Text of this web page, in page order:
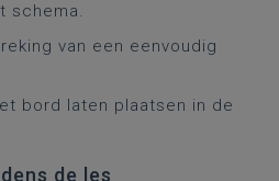
schema.
van een eenvoudig
bord laten plaatsen in de
de les